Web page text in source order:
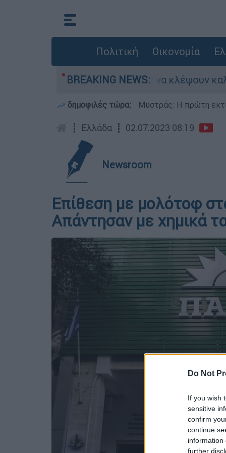
Do Not
If you wish
sensitive
confirm
continue
information
further
Πολιτική Οικονομία
BREAKING NEWS:
Άνω Λιόσια: Πήγαν να κλέψουν καλώδια,
δημοφιλές τώρα: Μυστράς: Η πρώτη
┋ Ελλάδα ┋ 02.07.2023 08:19
Newsroom
Επίθεση με μολότοφ
Απάντησαν με χημικά